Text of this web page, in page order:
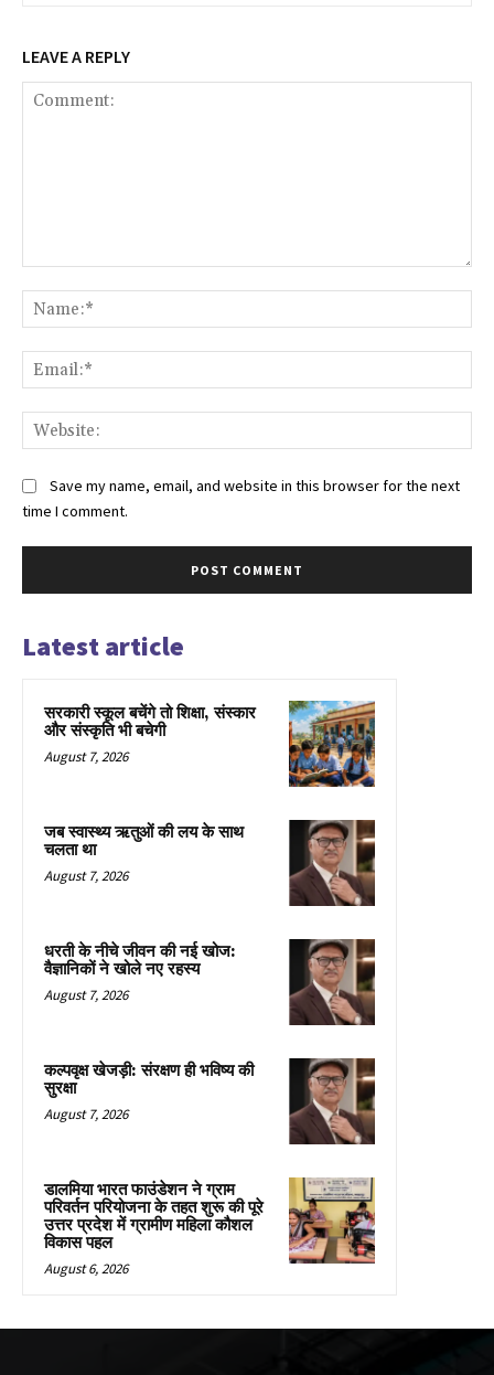
LEAVE A REPLY
Save my name, email, and website in this browser for the next
time I comment.
Latest article
सरकारी स्कूल बचेंगे तो शिक्षा, संस्कार
और संस्कृति भी बचेगी
August 7, 2026
जब स्वास्थ्य ऋतुओं की लय के साथ
चलता था
August 7, 2026
धरती के नीचे जीवन की नई खोज:
वैज्ञानिकों ने खोले नए रहस्य
August 7, 2026
कल्पवृक्ष खेजड़ी: संरक्षण ही भविष्य की
सुरक्षा
August 7, 2026
डालमिया भारत फाउंडेशन ने ग्राम
परिवर्तन परियोजना के तहत शुरू की पूरे
उत्तर प्रदेश में ग्रामीण महिला कौशल
विकास पहल
August 6, 2026